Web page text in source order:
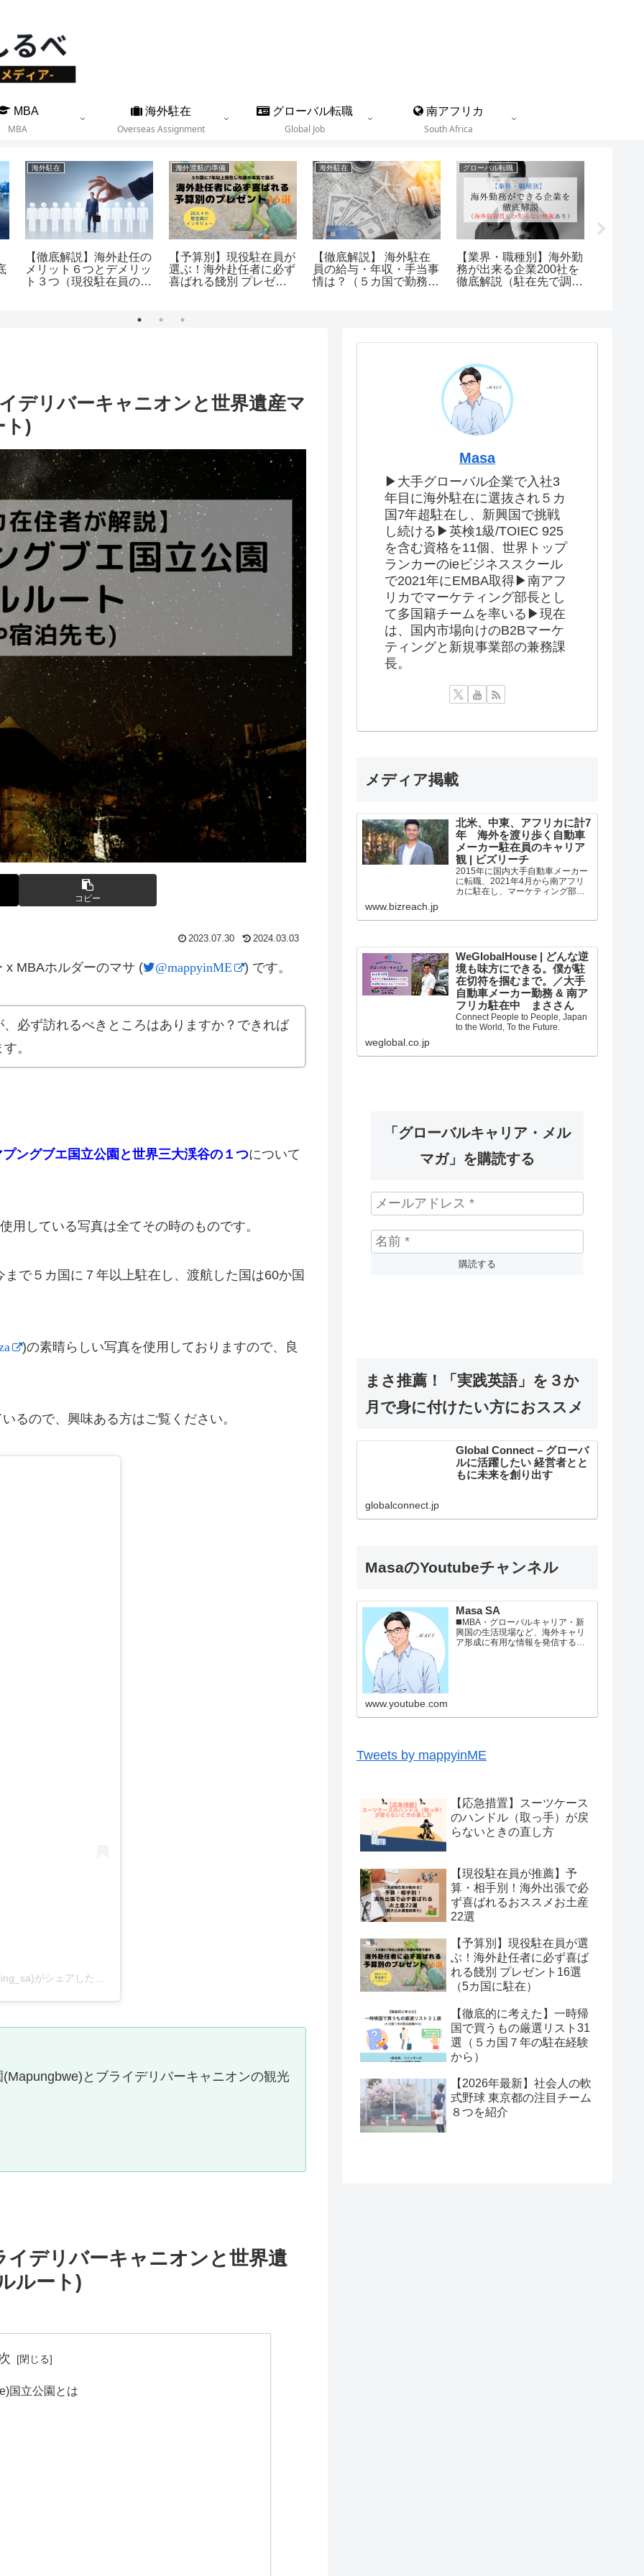
MBA
MBA
海外駐在
Overseas Assignment
グローバル転職
Global Job
南アフリカ
South Africa
海外駐在
【徹底解説】海外赴任の
メリット６つとデメリッ
ト３つ（現役駐在員の実
海外渡航の準備
【予算別】現役駐在員が
選ぶ！海外赴任者に必ず
喜ばれる餞別 プレゼン
海外駐在
【徹底解説】 海外駐在
員の給与・年収・手当事
情は？（５カ国で勤務し
グローバル転職
【業界・職種別】海外勤
務が出来る企業200社を
徹底解説（駐在先で調査
デリバーキャニオンと世界遺産マ
ト)
コピー
2023.07.30 2024.03.03
x MBAホルダーのマサ ( @mappyinME ) です。
必ず訪れるべきところはありますか？できれば
。
ングブエ国立公園と世界三大渓谷の１つについて
用している写真は全てその時のものです。
で５カ国に７年以上駐在し、渡航した国は60か国
)の素晴らしい写真を使用しておりますので、良
るので、興味ある方はご覧ください。
とブライデリバーキャニオンの観光
デリバーキャニオンと世界遺
ルート)
国立公園とは
Masa
▶大手グローバル企業で入社3
年目に海外駐在に選抜され５カ
国7年超駐在し、新興国で挑戦
し続ける▶英検1級/TOIEC 925
を含む資格を11個、世界トップ
ランカーのieビジネススクール
で2021年にEMBA取得▶南アフ
リカでマーケティング部長とし
て多国籍チームを率いる▶現在
は、国内市場向けのB2Bマーケ
ティングと新規事業部の兼務課
長。
メディア掲載
北米、中東、アフリカに計7
年 海外を渡り歩く自動車
メーカー駐在員のキャリア
観 | ビズリーチ
2015年に国内大手自動車メーカー
に転職、2021年4月から南アフリ
カに駐在し、マーケティング部署
トしながら、南アフリカのマーケ
ビア、アラブ首長国連邦、北米で...
www.bizreach.jp
WeGlobalHouse | どんな逆
境も味方にできる。僕が駐
在切符を掴むまで。／大手
自動車メーカー勤務 & 南ア
フリカ駐在中 まささん
Connect People to People, Japan
to the World, To the Future.
weglobal.co.jp
「グローバルキャリア・メル
マガ」を購読する
まさ推薦！「実践英語」を３か
月で身に付けたい方におススメ
Global Connect – グローバ
ルに活躍したい 経営者とと
もに未来を創り出す
globalconnect.jp
MasaのYoutubeチャンネル
Masa SA
◼️MBA・グローバルキャリア・新
興国の生活現場など、海外キャリ
ア形成に有用な情報を発信すると
www.youtube.com
Tweets by mappyinME
【応急措置】スーツケース
のハンドル（取っ手）が戻
らないときの直し方
【現役駐在員が推薦】予
算・相手別！海外出張で必
ず喜ばれるおススメお土産
22選
【予算別】現役駐在員が選
ぶ！海外赴任者に必ず喜ば
れる餞別 プレゼント16選
（5カ国に駐在）
【徹底的に考えた】一時帰
国で買うもの厳選リスト31
選（５カ国７年の駐在経験
から）
【2026年最新】社会人の軟
式野球 東京都の注目チーム
８つを紹介